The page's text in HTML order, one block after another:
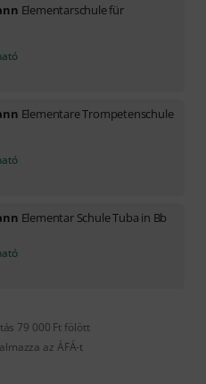
Elementarschule für
Elementare Trompetenschule
Elementar Schule Tuba in Bb
79 000 Ft fölött
az ÁFÁ-t